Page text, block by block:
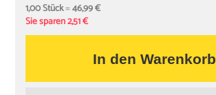
1,00 Stück=46,99 €
Sie sparen 2,51 €
In den Warenkorb